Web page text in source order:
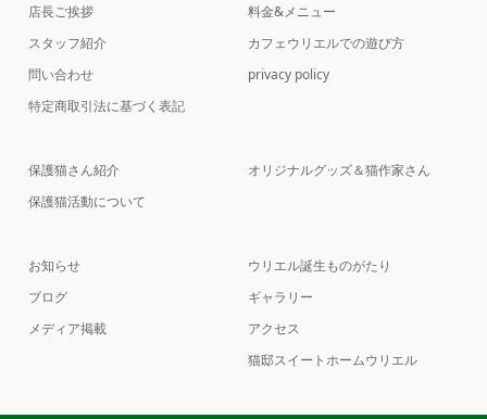
店長ご挨拶
スタッフ紹介
問い合わせ
特定商取引法に基づく表記
料金&メニュー
カフェウリエルでの遊び方
privacy policy
保護猫さん紹介
保護猫活動について
オリジナルグッズ＆猫作家さん
お知らせ
ブログ
メディア掲載
ウリエル誕生ものがたり
ギャラリー
アクセス
猫邸スイートホームウリエル